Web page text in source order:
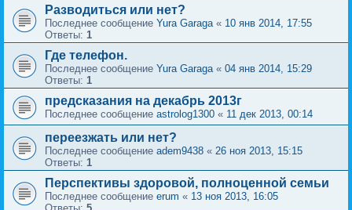
Разводиться или нет?
Последнее сообщение Yura Garaga« 10 янв 2014, 17:55
Ответы: 1
Где телефон.
Последнее сообщение Yura Garaga« 04 янв 2014, 15:29
Ответы: 1
предсказания на декабрь 2013г
Последнее сообщение astrolog1300 « 11 дек 2013, 00:14
переезжать или нет?
Последнее сообщение adem9438 « 26 ноя 2013, 15:15
Ответы: 1
Перспективы здоровой, полноценной семьи
Последнее сообщение erum « 13 ноя 2013, 16:05